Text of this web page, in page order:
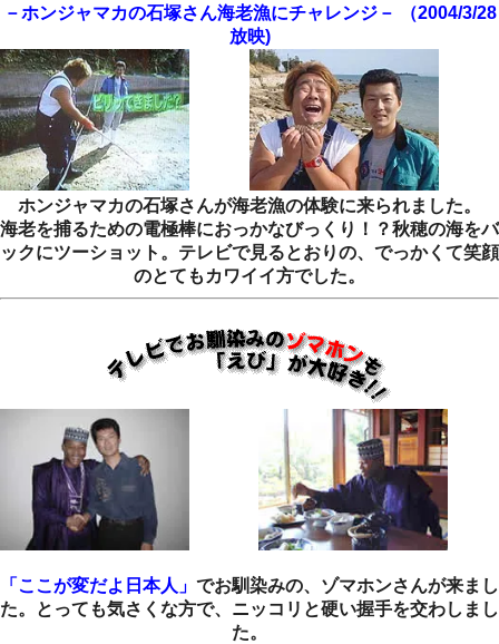
－ホンジャマカの石塚さん海老漁にチャレンジ－ （2004/3/28
放映)
ホンジャマカの石塚さんが海老漁の体験に来られました。
海老を捕るための電極棒におっかなびっくり！？秋穂の海をバ
ックにツーショット。テレビで見るとおりの、でっかくて笑顔
のとてもカワイイ方でした。
「ここが変だよ日本人」 でお馴染みの、ゾマホンさんが来まし
た。とっても気さくな方で、ニッコリと硬い握手を交わしまし
た。